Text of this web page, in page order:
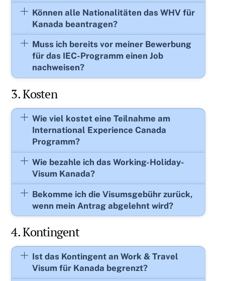
Können alle Nationalitäten das WHV für
Kanada beantragen?
Muss ich bereits vor meiner Bewerbung
für das IEC-Programm einen Job
nachweisen?
3. Kosten
Wie viel kostet eine Teilnahme am
International Experience Canada
Programm?
Wie bezahle ich das Working-Holiday-
Visum Kanada?
Bekomme ich die Visumsgebühr zurück,
wenn mein Antrag abgelehnt wird?
4. Kontingent
Ist das Kontingent an Work & Travel
Visum für Kanada begrenzt?